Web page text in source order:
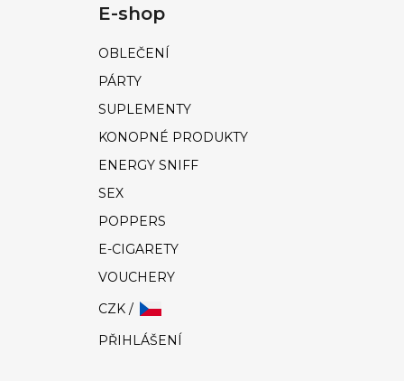
E-shop
OBLEČENÍ
PÁRTY
SUPLEMENTY
KONOPNÉ PRODUKTY
ENERGY SNIFF
SEX
POPPERS
E-CIGARETY
VOUCHERY
CZK /
PŘIHLÁŠENÍ